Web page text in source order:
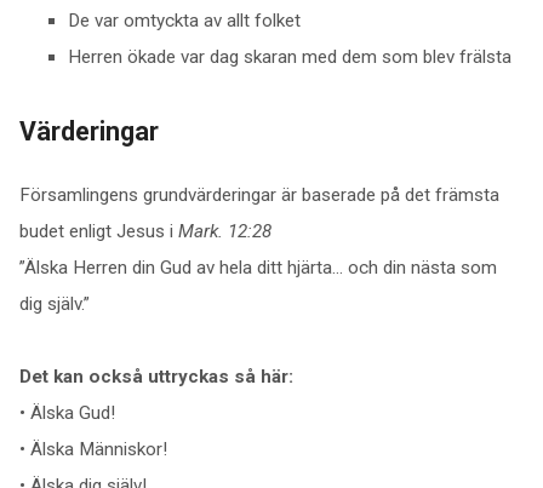
De var omtyckta av allt folket
Herren ökade var dag skaran med dem som blev frälsta
Värderingar
Församlingens grundvärderingar är baserade på det främsta
budet enligt Jesus i Mark. 12:28
”Älska Herren din Gud av hela ditt hjärta… och din nästa som
dig själv.”
Det kan också uttryckas så här:
• Älska Gud!
• Älska Människor!